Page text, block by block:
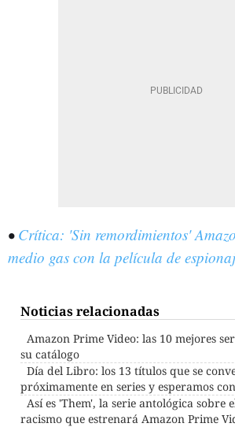
• Crítica: 'Sin remordimientos'
medio gas con la película de
Noticias relacionadas
Amazon Prime Video: las 10 mejores
su catálogo
Día del Libro: los 13 títulos que se
próximamente en series y esperamos
Así es 'Them', la serie antológica sobre
racismo que estrenará Amazon Prime